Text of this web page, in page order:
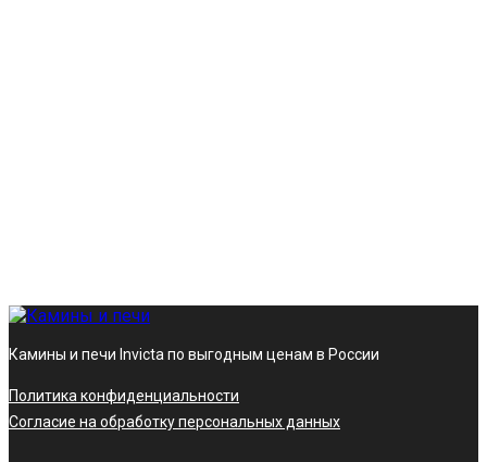
Камины и печи Invicta по выгодным ценам в России
Политика конфиденциальности
Согласие на обработку персональных данных